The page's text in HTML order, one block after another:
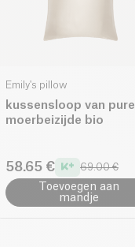
Emily's pillow
kussensloop van pure
moerbeizijde bio
58.65 € 69.00 €
Toevoegen aan
mandje